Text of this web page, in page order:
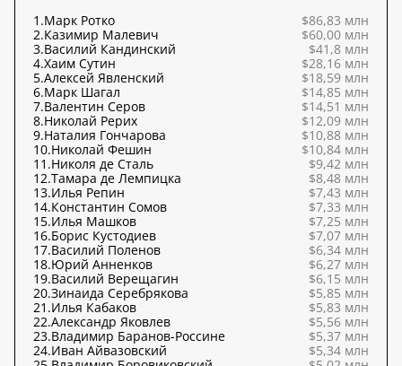
1.Марк Ротко
$86,83 млн
2.Казимир Малевич
$60,00 млн
3.Василий Кандинский
$41,8 млн
4.Хаим Сутин
$28,16 млн
5.Алексей Явленский
$18,59 млн
6.Марк Шагал
$14,85 млн
7.Валентин Серов
$14,51 млн
8.Николай Рерих
$12,09 млн
9.Наталия Гончарова
$10,88 млн
10.Николай Фешин
$10,84 млн
11.Николя де Сталь
$9,42 млн
12.Тамара де Лемпицка
$8,48 млн
13.Илья Репин
$7,43 млн
14.Константин Сомов
$7,33 млн
15.Илья Машков
$7,25 млн
16.Борис Кустодиев
$7,07 млн
17.Василий Поленов
$6,34 млн
18.Юрий Анненков
$6,27 млн
19.Василий Верещагин
$6,15 млн
20.Зинаида Серебрякова
$5,85 млн
21.Илья Кабаков
$5,83 млн
22.Александр Яковлев
$5,56 млн
23.Владимир Баранов-Россине
$5,37 млн
24.Иван Айвазовский
$5,34 млн